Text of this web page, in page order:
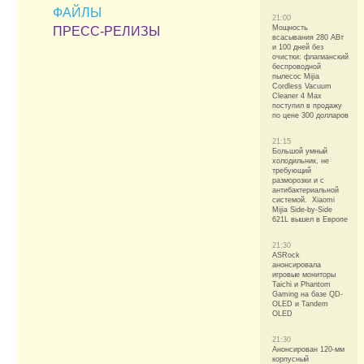
ФАЙЛЫ
ПРЕСС-РЕЛИЗЫ
21:00
Мощность
всасывания 280 АВт
и 100 дней без
очистки: флагманский
беспроводной
пылесос Mijia
Cordless Vacuum
Cleaner 4 Max
поступил в продажу
по цене 300 долларов
21:15
Большой умный
холодильник, не
требующий
разморозки и с
антибактериальной
системой. Xiaomi
Mijia Side-by-Side
621L вышел в Европе
21:30
ASRock
анонсировала
игровые мониторы
Taichi и Phantom
Gaming на базе QD-
OLED и Tandem
OLED
21:30
Анонсирован 120-мм
корпусный